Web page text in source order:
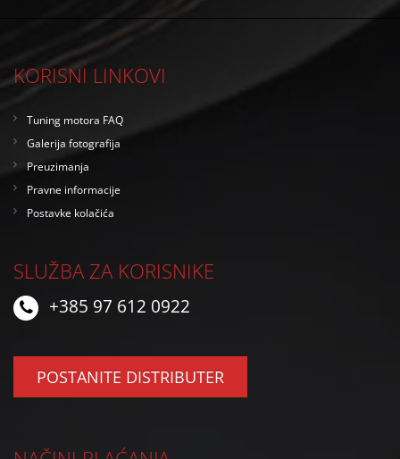
KORISNI LINKOVI
Tuning motora FAQ
Galerija fotografija
Preuzimanja
Pravne informacije
Postavke kolačića
SLUŽBA ZA KORISNIKE
+385 97 612 0922
POSTANITE DISTRIBUTER